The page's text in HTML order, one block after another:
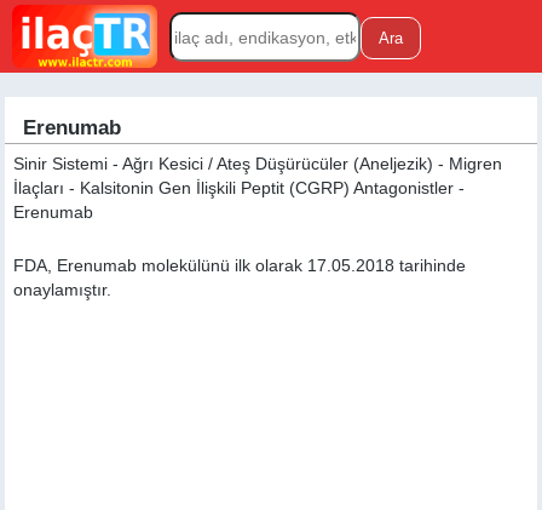
Erenumab
Sinir Sistemi - Ağrı Kesici / Ateş Düşürücüler (Aneljezik) - Migren
İlaçları - Kalsitonin Gen İlişkili Peptit (CGRP) Antagonistler -
Erenumab
FDA, Erenumab molekülünü ilk olarak 17.05.2018 tarihinde
onaylamıştır.